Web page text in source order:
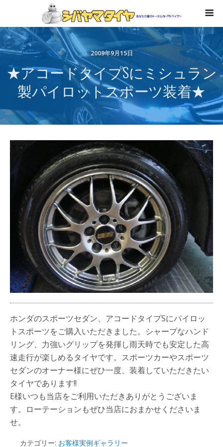
2009年9月15日
★アコードタイプSにミシュラン
製パイロットスポーツ装着★
ホンダのスポーツセダン、アコードタイプSにパイロッ
トスポーツをご購入いただきました。シャープなハンド
リング、力強いグリップを発揮し雨天時でも安定した高
速走行が楽しめるタイヤです。スポーツカーやスポーツ
セダンのオーナー様にぜひ一度、装着していただきたい
タイヤであります!!
E様いつも当店をご利用いただきありがとうございま
す。ローテーションもぜひ当店におまかせくださいま
せ。
カテゴリー: お客様実例ギャラリー